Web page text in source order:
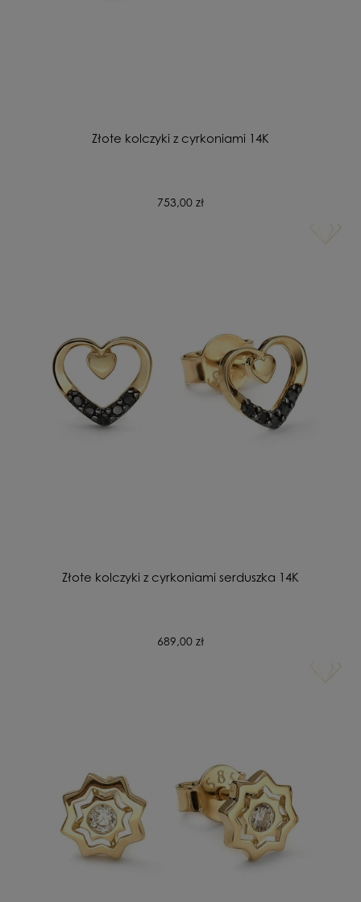
Złote kolczyki z cyrkoniami 14K
753,00 zł
Złote kolczyki z cyrkoniami serduszka 14K
689,00 zł